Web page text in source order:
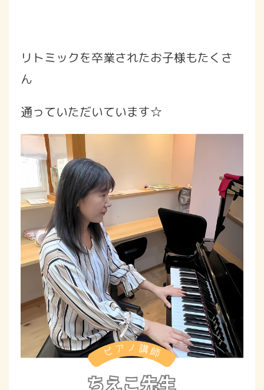
リトミックを卒業されたお子様もたくさ
ん
通っていただいています☆